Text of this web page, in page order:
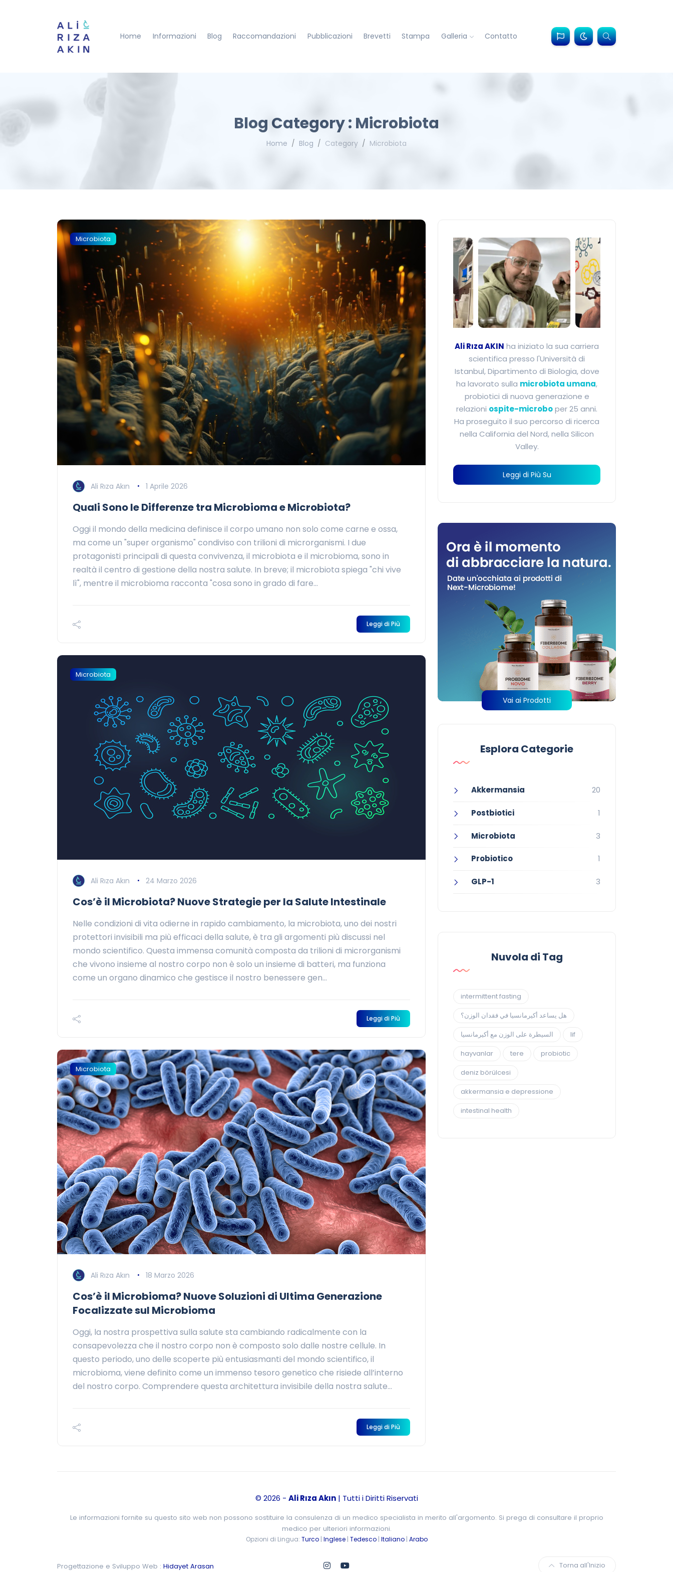
Home Informazioni Blog Raccomandazioni Pubblicazioni Brevetti Stampa Galleria Contatto
Blog Category : Microbiota
Home Blog Category Microbiota
Microbiota
Ali Rıza Akın 1 Aprile 2026
Quali Sono le Differenze tra Microbioma e Microbiota?
Oggi il mondo della medicina definisce il corpo umano non solo come carne e ossa,
ma come un "super organismo" condiviso con trilioni di microrganismi. I due
protagonisti principali di questa convivenza, il microbiota e il microbioma, sono in
realtà il centro di gestione della nostra salute. In breve; il microbiota spiega "chi vive
lì", mentre il microbioma racconta "cosa sono in grado di fare...
Leggi di Più
Microbiota
Ali Rıza Akın 24 Marzo 2026
Cos’è il Microbiota? Nuove Strategie per la Salute Intestinale
Nelle condizioni di vita odierne in rapido cambiamento, la microbiota, uno dei nostri
protettori invisibili ma più efficaci della salute, è tra gli argomenti più discussi nel
mondo scientifico. Questa immensa comunità composta da trilioni di microrganismi
che vivono insieme al nostro corpo non è solo un insieme di batteri, ma funziona
come un organo dinamico che gestisce il nostro benessere gen...
Leggi di Più
Microbiota
Ali Rıza Akın 18 Marzo 2026
Cos’è il Microbioma? Nuove Soluzioni di Ultima Generazione
Focalizzate sul Microbioma
Oggi, la nostra prospettiva sulla salute sta cambiando radicalmente con la
consapevolezza che il nostro corpo non è composto solo dalle nostre cellule. In
questo periodo, uno delle scoperte più entusiasmanti del mondo scientifico, il
microbioma, viene definito come un immenso tesoro genetico che risiede all’interno
del nostro corpo. Comprendere questa architettura invisibile della nostra salute...
Leggi di Più
Ali Rıza Akın -
Ali Rıza AKIN ha iniziato la sua carriera
scientifica presso l'Università di
Istanbul, Dipartimento di Biologia, dove
ha lavorato sulla microbiota umana,
probiotici di nuova generazione e
relazioni ospite-microboper 25 anni.
Ha proseguito il suo percorso di ricerca
nella California del Nord, nella Silicon
Valley.
Leggi di Più Su
Vai ai Prodotti
Esplora Categorie
Akkermansia 20
Postbiotici 1
Microbiota 3
Probiotico 1
GLP-1 3
Nuvola di Tag
intermittent fasting
هل يساعد أكيرمانسيا في فقدان الوزن؟
السيطرة على الوزن مع أكيرمانسيا
lif
hayvanlar
tere
probiotic
deniz börülcesi
akkermansia e depressione
intestinal health
© 2026 - Ali Rıza Akın| Tutti i Diritti Riservati
Le informazioni fornite su questo sito web non possono sostituire la consulenza di un medico specialista in merito all'argomento. Si prega di consultare il proprio
medico per ulteriori informazioni.
Opzioni di Lingua: Turco| Inglese| Tedesco| Italiano| Arabo
Progettazione e Sviluppo Web : Hidayet Arasan Torna all'Inizio